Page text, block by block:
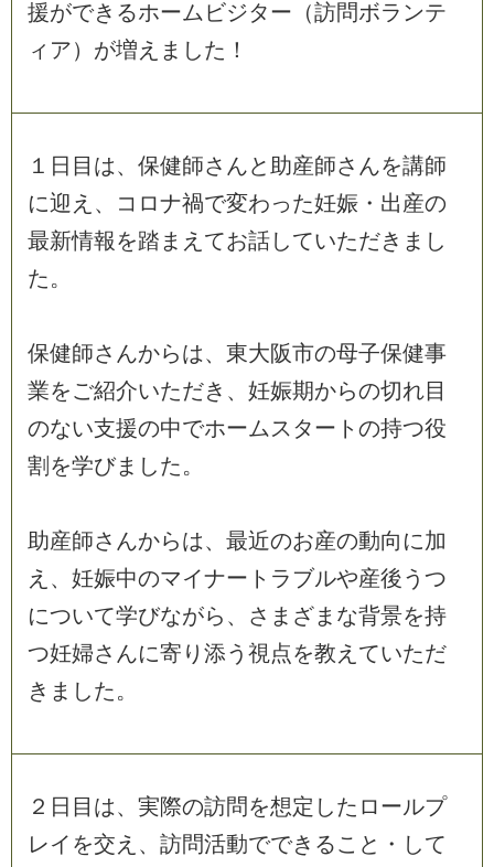
援ができ るホーム ビジター （訪問ボラ ンテ
ィ ア） が増え ま した ！
１ 日 目 は、 保健師さ んと 助産師さ んを講師
に迎 え 、 コ ロナ禍で変わった妊娠 ・ 出 産の
最新情報を踏 ま え てお話していただき ま し
た。
保健師さ んからは、 東大阪市の母子保健事
業をご紹介いただき 、 妊娠期からの切れ目
のない支援の中でホーム ス ター ト の持つ役
割 を学びま した。
助産師さ んからは、 最近のお産の動向 に加
え 、 妊娠中のマイナー ト ラブルや産後う つ
について学びながら 、 さ ま ざま な背景を持
つ妊婦さ んに寄 り 添う 視 点を教え ていただ
き ま した。
２ 日 目 は、 実際の訪問を想定 した ロールプ
レイ を交え 、 訪問活動ででき るこ と ・ して